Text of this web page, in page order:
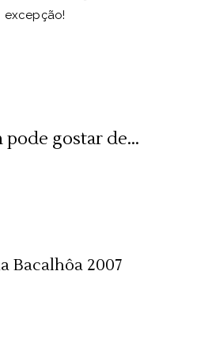
excepção!
pode gostar de...
Bacalhôa 2007